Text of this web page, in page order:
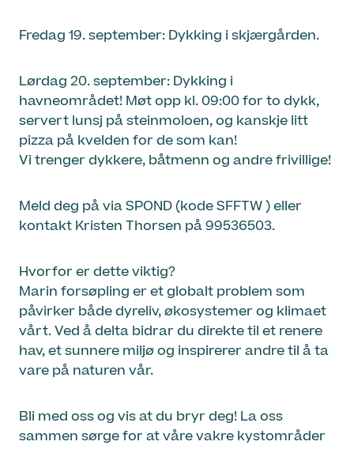
Fredag 19. september: Dykking i skjærgården.
Lørdag 20. september: Dykking i
havneområdet! Møt opp kl. 09:00 for to dykk,
servert lunsj på steinmoloen, og kanskje litt
pizza på kvelden for de som kan!
Vi trenger dykkere, båtmenn og andre frivillige!
Meld deg på via SPOND (kode SFFTW ) eller
kontakt Kristen Thorsen på 99536503.
Hvorfor er dette viktig?
Marin forsøpling er et globalt problem som
påvirker både dyreliv, økosystemer og klimaet
vårt. Ved å delta bidrar du direkte til et renere
hav, et sunnere miljø og inspirerer andre til å ta
vare på naturen vår.
Bli med oss og vis at du bryr deg! La oss
sammen sørge for at våre vakre kystområder